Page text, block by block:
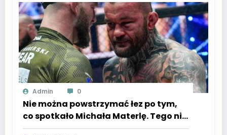
Admin 0
Nie można powstrzymać łez po tym,
co spotkało Michała Materlę. Tego nie
mógł się spodziewać, wyjątkowa